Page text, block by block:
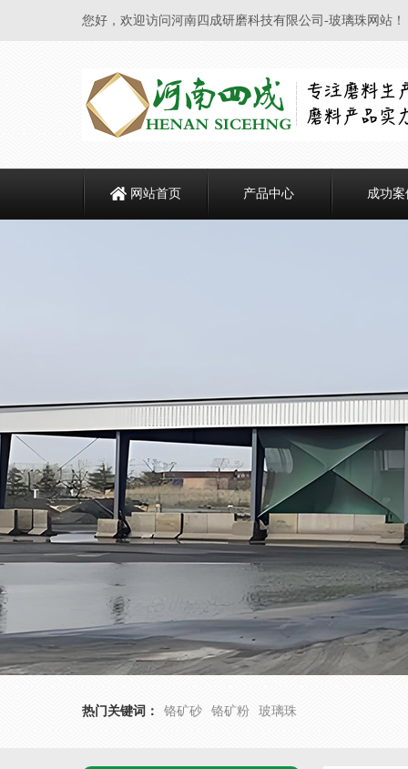
您好，欢迎访问河南四成研磨科技有限公司-玻璃珠网站！
网站首页 产品中心 成功案
热门关键词： 铬矿砂 铬矿粉 玻璃珠